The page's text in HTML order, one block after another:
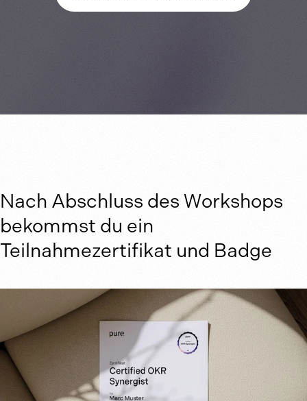
Nach Abschluss des Workshops
bekommst du ein
Teilnahmezertifikat und Badge